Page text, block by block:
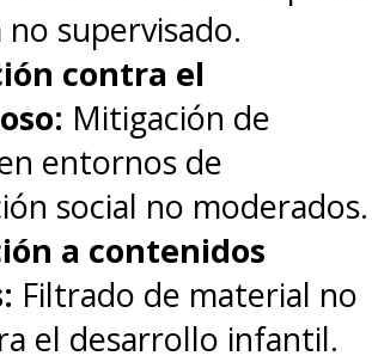
supervisado.
contra el
Mitigación de
entornos de
social no moderados.
a contenidos
Filtrado de material no
el desarrollo infantil.